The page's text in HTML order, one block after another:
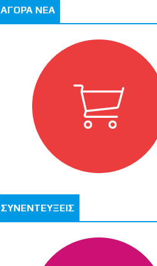
ΑΓΟΡΑ ΝΕΑ
ΣΥΝΕΝΤΕΥΞΕΙΣ